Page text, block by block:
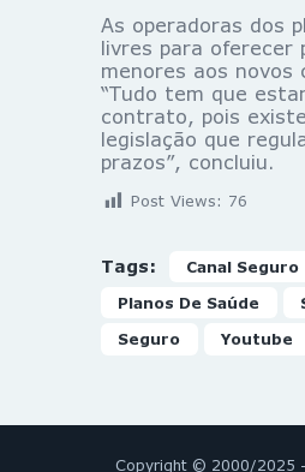
As operadoras dos
livres para oferecer
menores aos novos
“Tudo tem que
contrato, pois
legislação que
prazos”, concluiu.
Post Views: 76
Tags: Canal Seguro
Planos De Saúde
Seguro Youtube
Copyright © 2000/2025